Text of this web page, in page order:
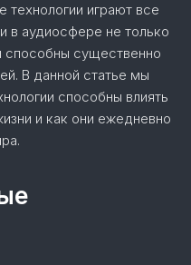
играют все
в аудиосфере не только
способны существенно
В данной статье мы
способны влиять
и как они ежедневно